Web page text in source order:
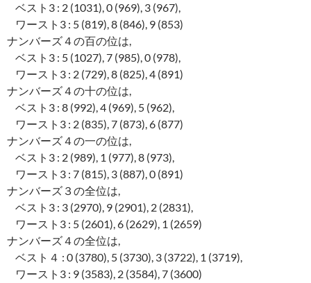
ベスト3 : 2 (1031), 0 (969), 3 (967),
ワースト3 : 5 (819), 8 (846), 9 (853)
ナンバーズ４の百の位は,
ベスト3 : 5 (1027), 7 (985), 0 (978),
ワースト3 : 2 (729), 8 (825), 4 (891)
ナンバーズ４の十の位は,
ベスト3 : 8 (992), 4 (969), 5 (962),
ワースト3 : 2 (835), 7 (873), 6 (877)
ナンバーズ４の一の位は,
ベスト3 : 2 (989), 1 (977), 8 (973),
ワースト3 : 7 (815), 3 (887), 0 (891)
ナンバーズ３の全位は,
ベスト3 : 3 (2970), 9 (2901), 2 (2831),
ワースト3 : 5 (2601), 6 (2629), 1 (2659)
ナンバーズ４の全位は,
ベスト４ : 0 (3780), 5 (3730), 3 (3722), 1 (3719),
ワースト3 : 9 (3583), 2 (3584), 7 (3600)